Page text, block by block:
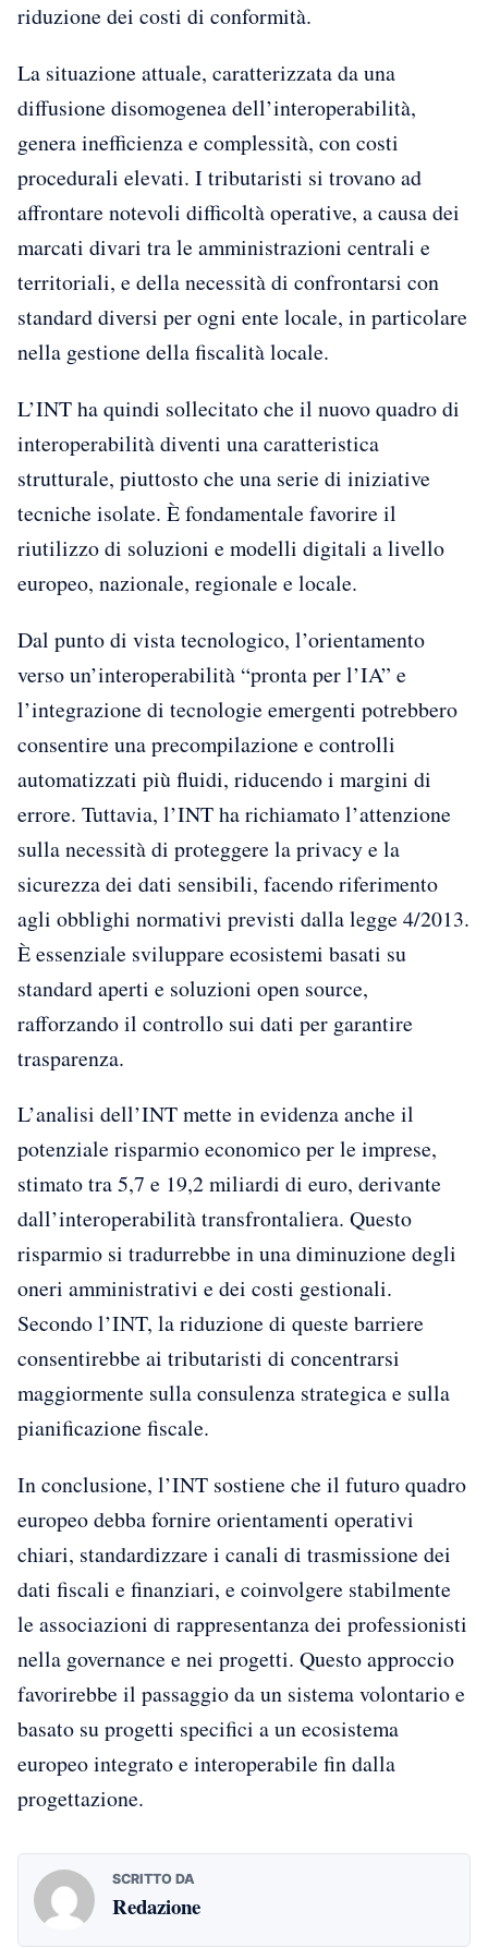
riduzione dei costi di conformità.
La situazione attuale, caratterizzata da una
diffusione disomogenea dell’interoperabilità,
genera inefficienza e complessità, con costi
procedurali elevati. I tributaristi si trovano ad
affrontare notevoli difficoltà operative, a causa dei
marcati divari tra le amministrazioni centrali e
territoriali, e della necessità di confrontarsi con
standard diversi per ogni ente locale, in particolare
nella gestione della fiscalità locale.
L’INT ha quindi sollecitato che il nuovo quadro di
interoperabilità diventi una caratteristica
strutturale, piuttosto che una serie di iniziative
tecniche isolate. È fondamentale favorire il
riutilizzo di soluzioni e modelli digitali a livello
europeo, nazionale, regionale e locale.
Dal punto di vista tecnologico, l’orientamento
verso un’interoperabilità “pronta per l’IA” e
l’integrazione di tecnologie emergenti potrebbero
consentire una precompilazione e controlli
automatizzati più fluidi, riducendo i margini di
errore. Tuttavia, l’INT ha richiamato l’attenzione
sulla necessità di proteggere la privacy e la
sicurezza dei dati sensibili, facendo riferimento
agli obblighi normativi previsti dalla legge 4/2013.
È essenziale sviluppare ecosistemi basati su
standard aperti e soluzioni open source,
rafforzando il controllo sui dati per garantire
trasparenza.
L’analisi dell’INT mette in evidenza anche il
potenziale risparmio economico per le imprese,
stimato tra 5,7 e 19,2 miliardi di euro, derivante
dall’interoperabilità transfrontaliera. Questo
risparmio si tradurrebbe in una diminuzione degli
oneri amministrativi e dei costi gestionali.
Secondo l’INT, la riduzione di queste barriere
consentirebbe ai tributaristi di concentrarsi
maggiormente sulla consulenza strategica e sulla
pianificazione fiscale.
In conclusione, l’INT sostiene che il futuro quadro
europeo debba fornire orientamenti operativi
chiari, standardizzare i canali di trasmissione dei
dati fiscali e finanziari, e coinvolgere stabilmente
le associazioni di rappresentanza dei professionisti
nella governance e nei progetti. Questo approccio
favorirebbe il passaggio da un sistema volontario e
basato su progetti specifici a un ecosistema
europeo integrato e interoperabile fin dalla
progettazione.
SCRITTO DA
Redazione